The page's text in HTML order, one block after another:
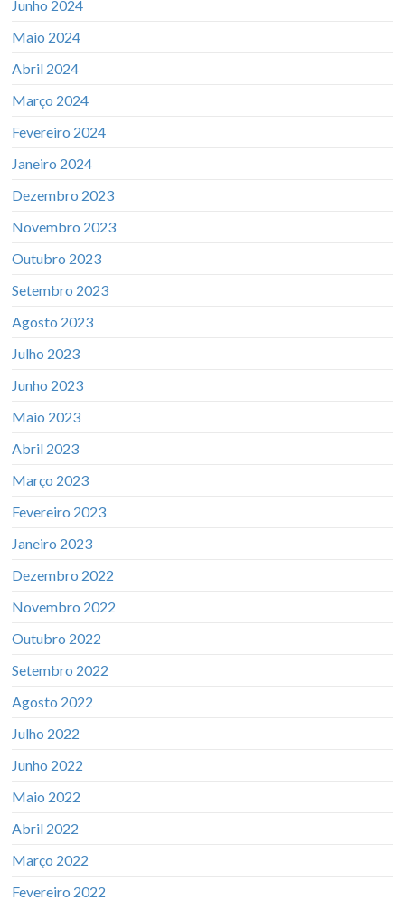
Junho 2024
Maio 2024
Abril 2024
Março 2024
Fevereiro 2024
Janeiro 2024
Dezembro 2023
Novembro 2023
Outubro 2023
Setembro 2023
Agosto 2023
Julho 2023
Junho 2023
Maio 2023
Abril 2023
Março 2023
Fevereiro 2023
Janeiro 2023
Dezembro 2022
Novembro 2022
Outubro 2022
Setembro 2022
Agosto 2022
Julho 2022
Junho 2022
Maio 2022
Abril 2022
Março 2022
Fevereiro 2022